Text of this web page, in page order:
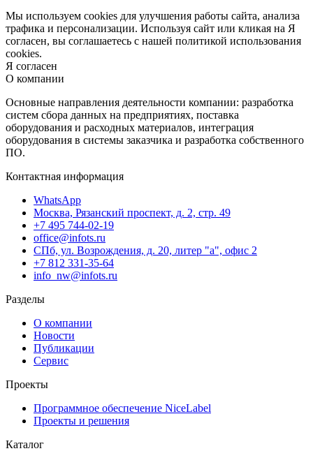
Мы используем cookies для улучшения работы сайта, анализа
трафика и персонализации. Используя сайт или кликая на Я
согласен, вы соглашаетесь с нашей политикой использования
cookies.
Я согласен
О компании
Основные направления деятельности компании: разработка
систем сбора данных на предприятиях, поставка
оборудования и расходных материалов, интеграция
оборудования в системы заказчика и разработка собственного
ПО.
Контактная информация
WhatsApp
Москва, Рязанский проспект, д. 2, стр. 49
+7 495 744-02-19
office@infots.ru
СПб, ул. Возрождения, д. 20, литер "a", офис 2
+7 812 331-35-64
info_nw@infots.ru
Разделы
О компании
Новости
Публикации
Сервис
Проекты
Программное обеспечение NiceLabel
Проекты и решения
Каталог